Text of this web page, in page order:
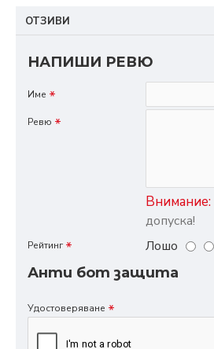
ОТЗИВИ
НАПИШИ РЕВЮ
Име
Ревю
Внимание:
допуска!
Рейтинг Лошо
Анти бот защита
Удостоверяване